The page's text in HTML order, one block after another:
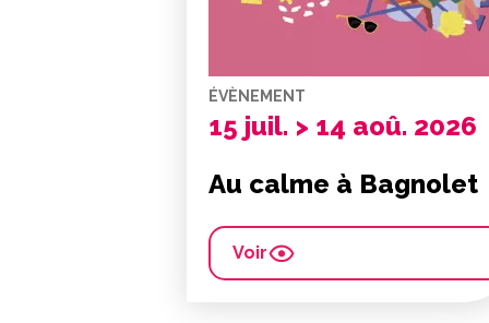
ÉVÈNEMENT
15 juil. > 14 aoû. 2026
Au calme à Bagnolet
Voir